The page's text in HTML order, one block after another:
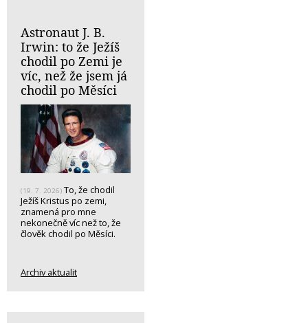
Astronaut J. B.
Irwin: to že Ježíš
chodil po Zemi je
víc, než že jsem já
chodil po Měsíci
(19. 7. 2026) To, že chodil
Ježíš Kristus po zemi,
znamená pro mne
nekonečně víc než to, že
člověk chodil po Měsíci.
Archiv aktualit